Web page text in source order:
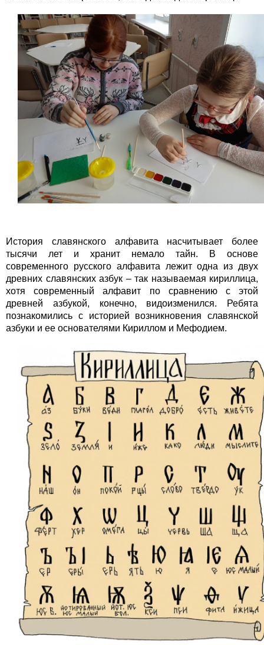
История славянского алфавита насчитывает более
тысячи лет и хранит немало тайн. В основе
современного русского алфавита лежит одна из двух
древних славянских азбук – так называемая кириллица,
хотя современный алфавит по сравнению с этой
древней азбукой, конечно, видоизменился. Ребята
познакомились с историей возникновения славянской
азбуки и ее основателями Кириллом и Мефодием.